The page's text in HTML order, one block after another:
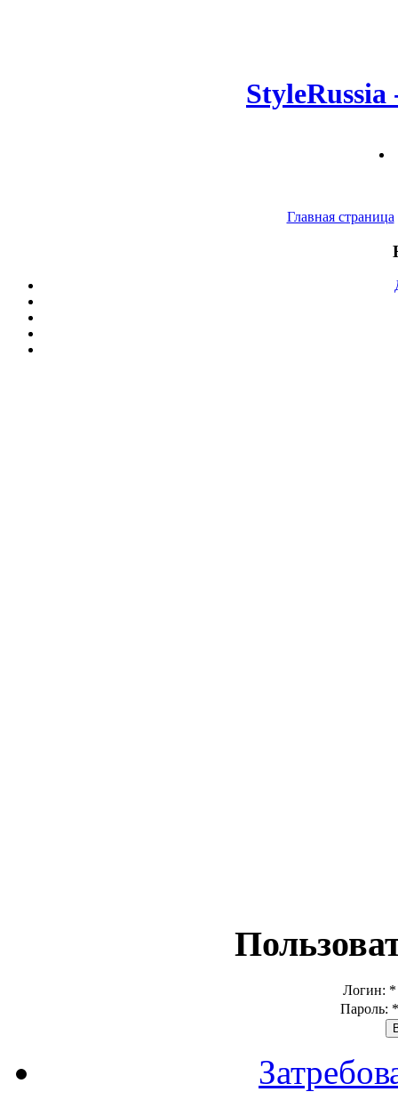
Главная страница
Логин: *
Пароль: *